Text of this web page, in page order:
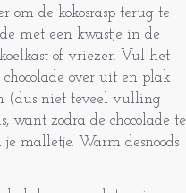
om de kokosrasp terug te
met een kwastje in de
of vriezer. Vul het
over uit en plak
(dus niet teveel vulling
want zodra de chocolade te
malletje. Warm desnoods